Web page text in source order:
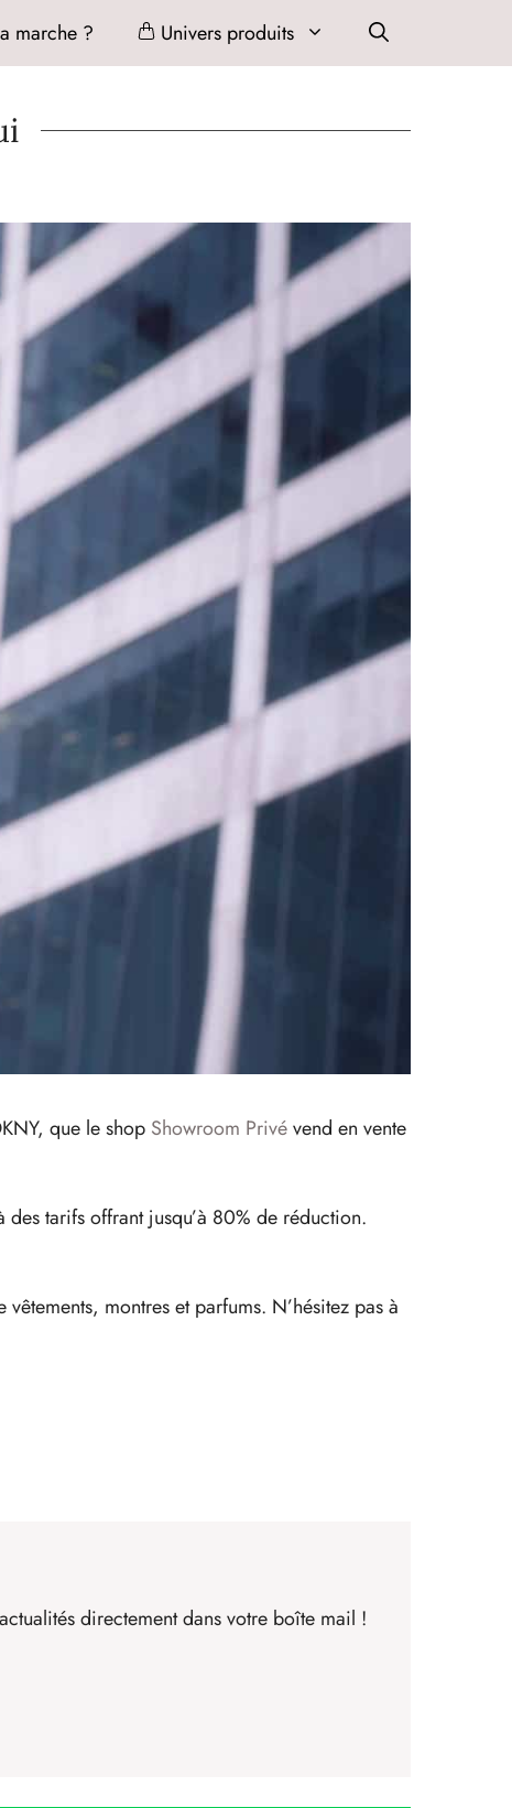
marche ? Univers produits
que le shop Showroom Privévend en vente
tarifs offrant jusqu’à 80% de réduction.
montres et parfums. N’hésitez pas à
directement dans votre boîte mail !